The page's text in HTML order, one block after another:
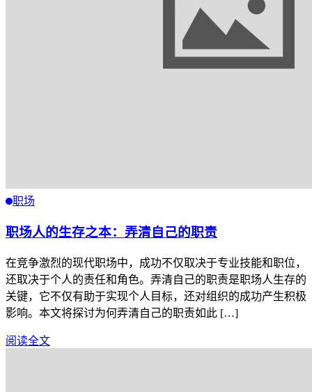
职场
职场人的生存之本：弄清自己的职责
在竞争激烈的现代职场中，成功不仅取决于专业技能和职位，
还取决于个人的责任和角色。弄清自己的职责是职场人生存的
关键，它不仅有助于实现个人目标，还对组织的成功产生积极
影响。本文将探讨为何弄清自己的职责如此 […]
阅读全文